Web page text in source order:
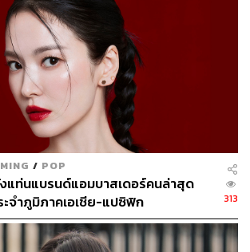
/ POP
แท่นแบรนด์แอมบาสเดอร์คนล่าสุด
จำภูมิภาคเอเชีย-แปซิฟิก
313